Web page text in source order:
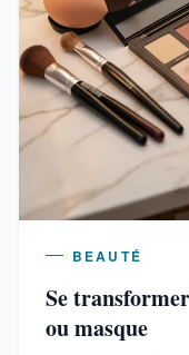
BEAUTÉ
Se
ou masque